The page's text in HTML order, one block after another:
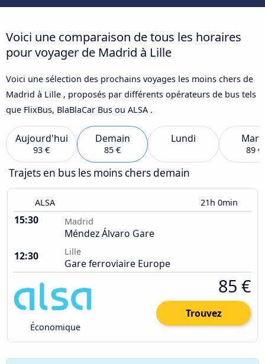
Voici une comparaison de tous les horaires
pour voyager de Madrid à Lille
Voici une sélection des prochains voyages les moins chers de
Madrid à Lille , proposés par différents opérateurs de bus tels
que FlixBus, BlaBlaCar Bus ou ALSA .
Aujourd'hui
93 €
Demain
85 €
Lundi
89 €
Trajets en bus les moins chers demain
ALSA 21h 0min
15:30 Madrid
Méndez Álvaro Gare
12:30
Lille
Gare ferroviaire Europe
Économique
85 €
Trouvez